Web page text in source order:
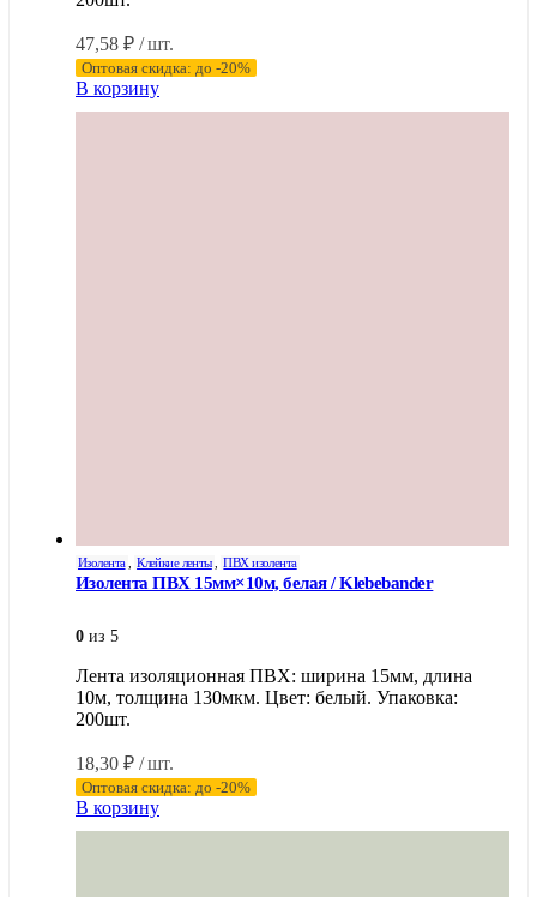
47,58 ₽ / шт.
Оптовая скидка: до -20%
В корзину
Изолента , Клейкие ленты, ПВХ изолента
Изолента ПВХ 15мм×10м, белая / Klebebander
0 из 5
Лента изоляционная ПВХ: ширина 15мм, длина
10м, толщина 130мкм. Цвет: белый. Упаковка:
200шт.
18,30 ₽ / шт.
Оптовая скидка: до -20%
В корзину